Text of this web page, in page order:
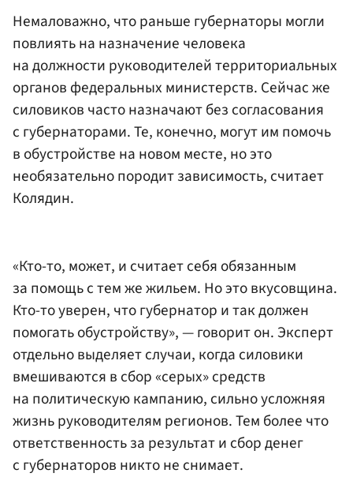
Немаловажно, что раньше губернаторы могли
повлиять на назначение человека
на должности руководителей территориальных
органов федеральных министерств. Сейчас же
силовиков часто назначают без согласования
с губернаторами. Те, конечно, могут им помочь
в обустройстве на новом месте, но это
необязательно породит зависимость, считает
Колядин.
«Кто-то, может, и считает себя обязанным
за помощь с тем же жильем. Но это вкусовщина.
Кто-то уверен, что губернатор и так должен
помогать обустройству», — говорит он. Эксперт
отдельно выделяет случаи, когда силовики
вмешиваются в сбор «серых» средств
на политическую кампанию, сильно усложняя
жизнь руководителям регионов. Тем более что
ответственность за результат и сбор денег
с губернаторов никто не снимает.